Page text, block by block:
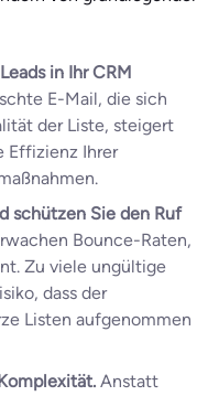
in Ihr CRM
E-Mail, die sich
der Liste, steigert
Effizienz Ihrer
schützen Sie den Ruf
Bounce-Raten,
Zu viele ungültige
dass der
Listen aufgenommen
Anstatt